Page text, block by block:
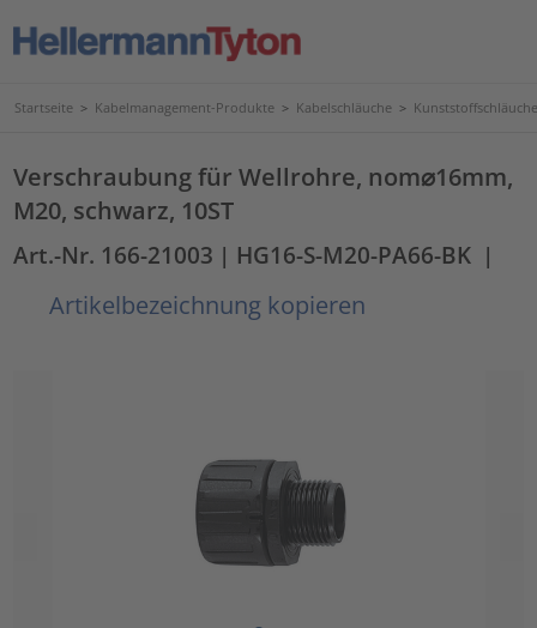
Startseite > Kabelmanagement-Produkte > Kabelschläuche >
Verschraubung für Wellrohre, nom⌀16mm,
M20, schwarz, 10ST
Art.-Nr. 166-21003 | HG16-S-M20-PA66-BK |
Artikelbezeichnung kopieren